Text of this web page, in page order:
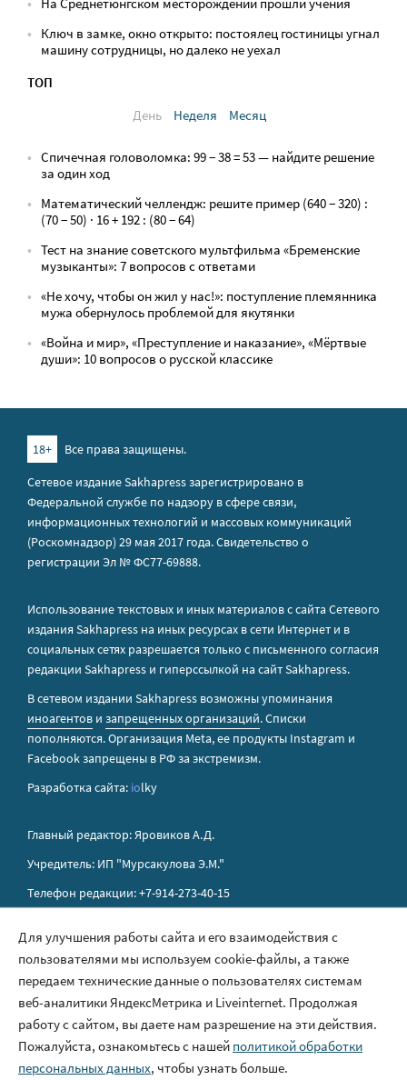
Ключ в замке, окно открыто: постоялец гостиницы угнал
машину сотрудницы, но далеко не уехал
ТОП
День
Неделя Месяц
Спичечная головоломка: 99 − 38 = 53 — найдите решение
за один ход
Математический челлендж: решите пример (640 − 320) :
(70 − 50) · 16 + 192 : (80 − 64)
Тест на знание советского мультфильма «Бременские
музыканты»: 7 вопросов с ответами
«Не хочу, чтобы он жил у нас!»: поступление племянника
мужа обернулось проблемой для якутянки
«Война и мир», «Преступление и наказание», «Мёртвые
души»: 10 вопросов о русской классике
18+
Все права защищены.
Сетевое издание Sakhapress зарегистрировано в
Федеральной службе по надзору в сфере связи,
информационных технологий и массовых коммуникаций
(Роскомнадзор) 29 мая 2017 года. Свидетельство о
регистрации Эл № ФС77-69888.
Использование текстовых и иных материалов с сайта Сетевого
издания Sakhapress на иных ресурсах в сети Интернет и в
социальных сетях разрешается только с письменного согласия
редакции Sakhapress и гиперссылкой на сайт Sakhapress.
В сетевом издании Sakhapress возможны упоминания
иноагентов и запрещенных организаций. Списки
пополняются. Организация Metа, ее продукты Instagram и
Facebook запрещены в РФ за экстремизм.
Разработка сайта: iolky
Главный редактор: Яровиков А.Д.
Учредитель: ИП "Мурсакулова Э.М."
Телефон редакции: +7-914-273-40-15
Правила сайта
Политика обработки персональных данных
Размещение рекламы
Контакты
Для улучшения работы сайта и его взаимодействия с
пользователями мы используем cookie-файлы, а также
передаем технические данные о пользователях системам
веб-аналитики ЯндексМетрика и Liveinternet. Продолжая
работу с сайтом, вы даете нам разрешение на эти действия.
Пожалуйста, ознакомьтесь с нашей политикой обработки
персональных данных, чтобы узнать больше.